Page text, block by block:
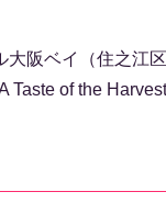
大阪ベイ（住之江
Taste of the Harvest